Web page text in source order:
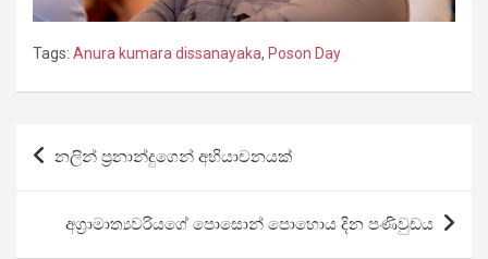
Tags: Anura kumara dissanayaka, Poson Day
Post
navigation
නලින් ප්‍රනාන්දුගෙන් අභියාචනයක්
අග්‍රාමාත්‍යවරියගේ පොසොන් පොහොය දින පණිවුඩය